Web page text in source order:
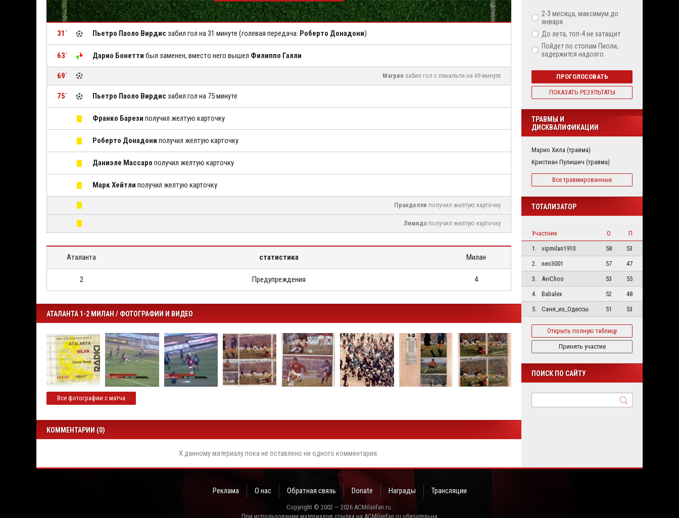
31` Пьетро Паоло Вирдис забил гол на 31 минуте (голевая передача: Роберто Донадони)
63` Дарио Бонетти был заменен, вместо него вышел Филиппо Галли
69` Магрин забил гол с пенальти на 69 минуте
75` Пьетро Паоло Вирдис забил гол на 75 минуте
Франко Барези получил желтую карточку
Роберто Донадони получил желтую карточку
Даниэле Массаро получил желтую карточку
Марк Хейтли получил желтую карточку
Пранделли получил желтую карточку
Лимидо получил желтую карточку
Аталанта статистика Милан
2 Предупреждения 4
АТАЛАНТА 1-2 МИЛАН / ФОТОГРАФИИ И ВИДЕО
Все фотографии с матча
КОММЕНТАРИИ (0)
К данному материалу пока не оставлено ни одного комментария.
2-3 месяца, максимум до
января
До лета, топ-4 не затащит
Пойдет по стопам Пиоли,
задержится надолго
ПРОГОЛОСОВАТЬ
ПОКАЗАТЬ РЕЗУЛЬТАТЫ
ТРАВМЫ И
ДИСКВАЛИФИКАЦИИ
Марио Хила (травма)
Кристиан Пулишич (травма)
Все травмированные
ТОТАЛИЗАТОР
Участник О
П
1.
vipmilan1910 58
53
2.
neo3001 57
47
3.
AviChoo 53
55
4.
Babalex 52
48
5.
Саня_из_Одессы 51 53
Открыть полную таблицу
Принять участие
ПОИСК ПО САЙТУ
Реклама О нас Обратная связь Donate Награды Трансляции
Copyright © 2002 — 2026 ACMilanfan.ru.
При использовании материалов ссылка на ACMilanfan.ru обязательна